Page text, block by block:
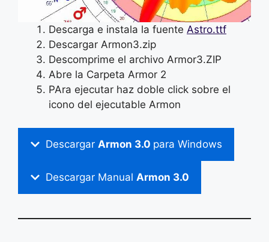
Descarga e instala la fuente Astro.ttf
Descargar Armon3.zip
Descomprime el archivo Armor3.ZIP
Abre la Carpeta Armor 2
PAra ejecutar haz doble click sobre el
icono del ejecutable Armon
Descargar Armon 3.0 para Windows
Descargar Manual Armon 3.0